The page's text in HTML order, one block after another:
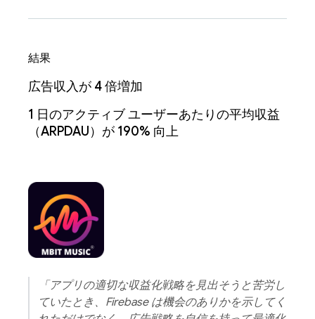
結果
広告収入が 4 倍増加
1 日のアクティブ ユーザーあたりの平均収益
（ARPDAU）が 190% 向上
「アプリの適切な収益化戦略を見出そうと苦労し
ていたとき、Firebase は機会のありかを示してく